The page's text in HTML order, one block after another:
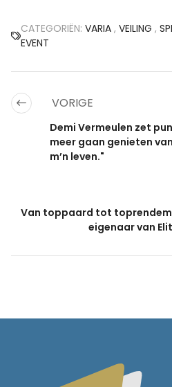
CATEGORIËN: VARIA , VEILING ,
EVENT
VORIGE
Demi Vermeulen zet
meer gaan genieten
m’n leven."
Van toppaard tot
eigenaar van